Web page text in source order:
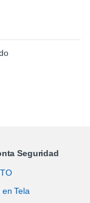
Seguridad
Tela